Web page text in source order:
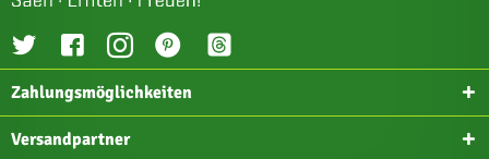
Zahlungsmöglichkeiten
Versandpartner